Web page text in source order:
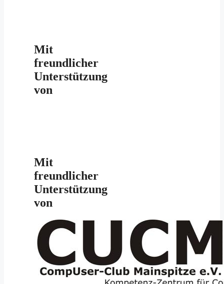
Mit
freundlicher
Unterstützung
von
Mit
freundlicher
Unterstützung
von